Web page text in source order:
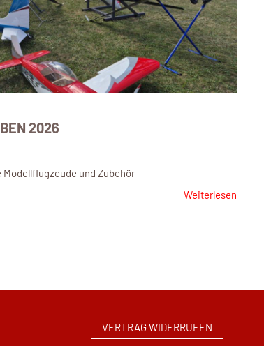
2026
und Zubehör
Weiterlesen
VERTRAG WIDERRUFEN